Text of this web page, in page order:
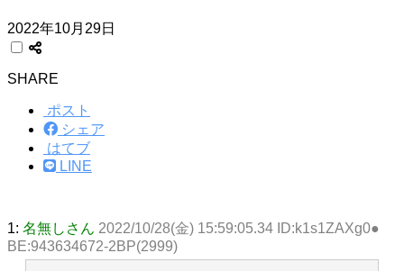
2022年10月29日
SHARE
ポスト
シェア
はてブ
LINE
1: 名無しさん 2022/10/28(金) 15:59:05.34 ID:k1s1ZAXg0●
BE:943634672-2BP(2999)